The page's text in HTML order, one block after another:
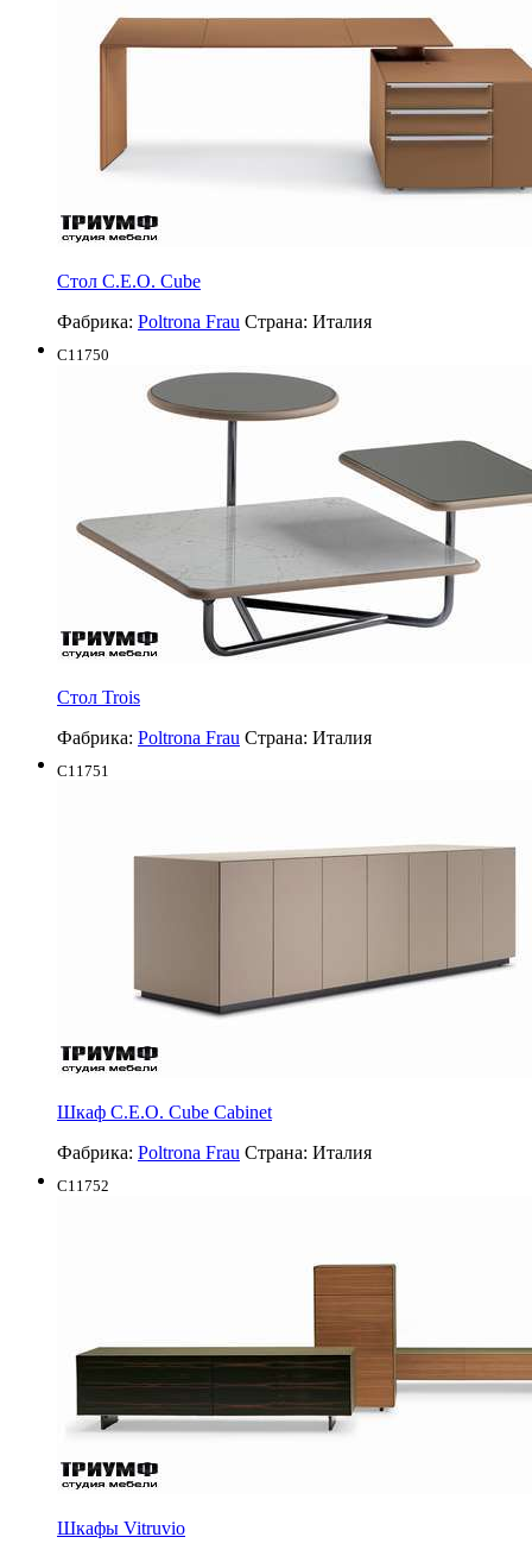
Стол C.E.O. Cube
Фабрика: Poltrona Frau Страна: Италия
C11750
Стол Trois
Фабрика: Poltrona Frau Страна: Италия
C11751
Шкаф C.E.O. Cube Cabinet
Фабрика: Poltrona Frau Страна: Италия
C11752
Шкафы Vitruvio